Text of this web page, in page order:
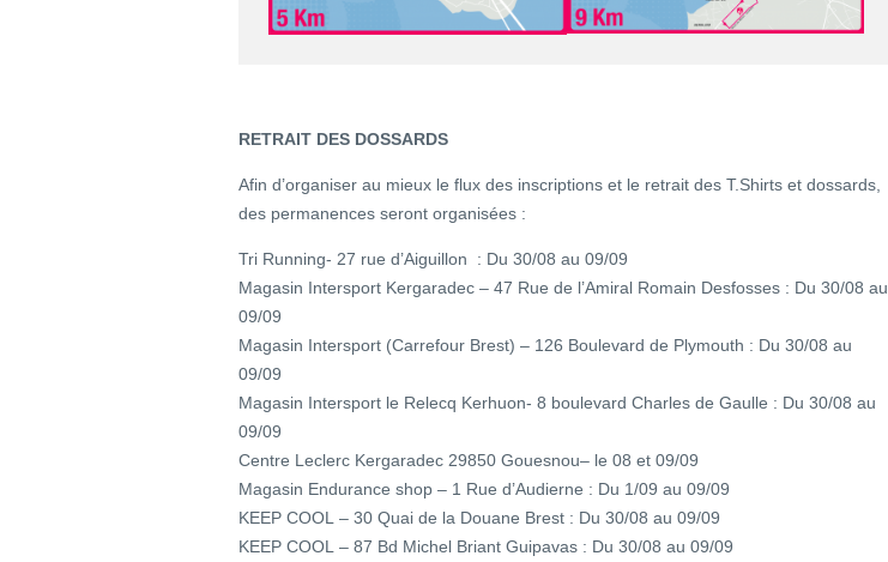
RETRAIT DES DOSSARDS
Afin d’organiser au mieux le flux des inscriptions et le retrait des T.Shirts et dossards,
des permanences seront organisées :
Tri Running- 27 rue d’Aiguillon : Du 30/08 au 09/09
Magasin Intersport Kergaradec – 47 Rue de l’Amiral Romain Desfosses : Du 30/08 au
09/09
Magasin Intersport (Carrefour Brest) – 126 Boulevard de Plymouth : Du 30/08 au
09/09
Magasin Intersport le Relecq Kerhuon- 8 boulevard Charles de Gaulle : Du 30/08 au
09/09
Centre Leclerc Kergaradec 29850 Gouesnou– le 08 et 09/09
Magasin Endurance shop – 1 Rue d’Audierne : Du 1/09 au 09/09
KEEP COOL – 30 Quai de la Douane Brest : Du 30/08 au 09/09
KEEP COOL – 87 Bd Michel Briant Guipavas : Du 30/08 au 09/09